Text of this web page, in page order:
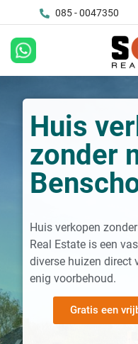
085 - 0047350
Huis
zonder
Huis verkopen
Real Estate is een
diverse huizen direct
enig voorbehoud.
Gratis een